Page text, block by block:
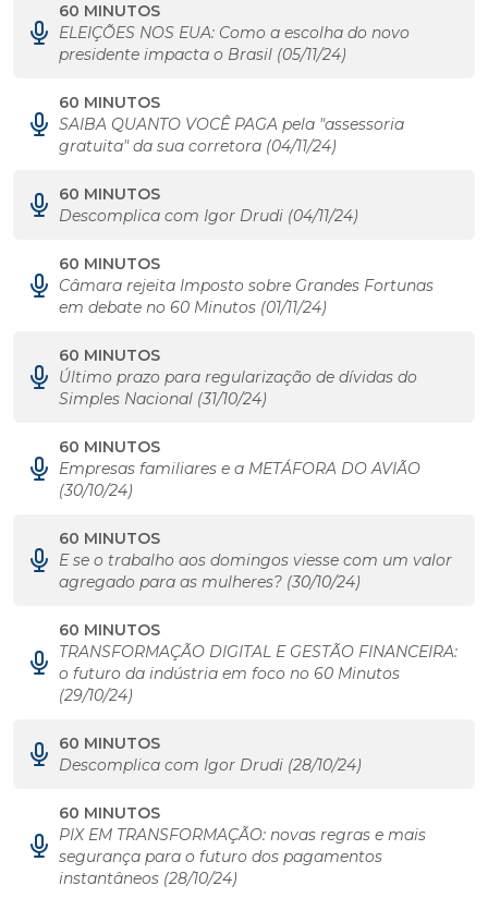
60 MINUTOS
ELEIÇÕES NOS EUA: Como a escolha do novo
presidente impacta o Brasil (05/11/24)
60 MINUTOS
SAIBA QUANTO VOCÊ PAGA pela "assessoria
gratuita" da sua corretora (04/11/24)
60 MINUTOS
Descomplica com Igor Drudi (04/11/24)
60 MINUTOS
Câmara rejeita Imposto sobre Grandes Fortunas
em debate no 60 Minutos (01/11/24)
60 MINUTOS
Último prazo para regularização de dívidas do
Simples Nacional (31/10/24)
60 MINUTOS
Empresas familiares e a METÁFORA DO AVIÃO
(30/10/24)
60 MINUTOS
E se o trabalho aos domingos viesse com um valor
agregado para as mulheres? (30/10/24)
60 MINUTOS
TRANSFORMAÇÃO DIGITAL E GESTÃO FINANCEIRA:
o futuro da indústria em foco no 60 Minutos
(29/10/24)
60 MINUTOS
Descomplica com Igor Drudi (28/10/24)
60 MINUTOS
PIX EM TRANSFORMAÇÃO: novas regras e mais
segurança para o futuro dos pagamentos
instantâneos (28/10/24)